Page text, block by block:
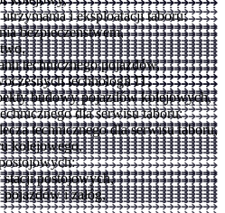
i eksploatacji taboru:
bezpieczeństwem,
technicznego pojazdów,
technologii IT,
budowy pojazdów kolejowych,
dla serwisu taboru:
technicznego dla serwisu taboru,
kolejowego,
stacji postojowych,
i załóg,